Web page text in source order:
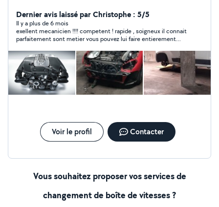
voiture.TIKTOK ( lemecanoducoin )
Dernier avis laissé par Christophe : 5/5
Il y a plus de 6 mois
exellent mecanicien !!!! competent ! rapide , soigneux il connait
parfaitement sont metier vous pouvez lui faire entierement
Voir le profil Contacter
Vous souhaitez proposer vos services de
changement de boîte de vitesses ?